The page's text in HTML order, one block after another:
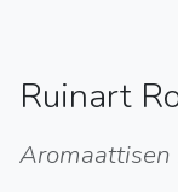
Ruinart
Aromaattisen